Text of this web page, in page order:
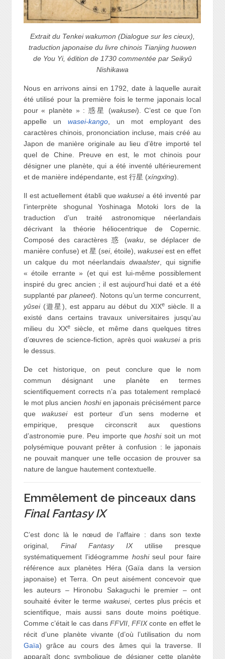
Extrait du Tenkei wakumon (Dialogue sur les cieux),
traduction japonaise du livre chinois Tianjing huowen
de You Yi, édition de 1730 commentée par Seikyû
Nishikawa
Nous en arrivons ainsi en 1792, date à laquelle aurait
été utilisé pour la première fois le terme japonais local
pour « planète » : 惑星 (wakusei). C’est ce que l’on
appelle un wasei-kango, un mot employant des
caractères chinois, prononciation incluse, mais créé au
Japon de manière originale au lieu d’être importé tel
quel de Chine. Preuve en est, le mot chinois pour
désigner une planète, qui a été inventé ultérieurement
et de manière indépendante, est 行星 (xíngxīng).
Il est actuellement établi quewakuseia été inventé par
l’interprète shogunal Yoshinaga Motoki lors de la
traduction d’un traité astronomique néerlandais
décrivant la théorie héliocentrique de Copernic.
Composé des caractères 惑 (waku , se déplacer de
manière confuse) et 星 (sei, étoile),wakuseiest en effet
un calque du mot néerlandais dwaalster, qui signifie
« étoile errante » (et qui est lui-même possiblement
inspiré du grec ancien ; il est aujourd’hui daté et a été
supplanté parplaneet). Notons qu’un terme concurrent,
yûsei(遊星), est apparu au début du XIXesiècle. Il a
existé dans certains travaux universitaires jusqu’au
milieu du XXesiècle, et même dans quelques titres
d’œuvres de science-fiction, après quoi wakuseia pris
le dessus.
De cet historique, on peut conclure que le nom
commun désignant une planète en termes
scientifiquement corrects n’a pas totalement remplacé
le mot plus ancien hoshien japonais précisément parce
quewakuseiest porteur d’un sens moderne et
empirique, presque circonscrit aux questions
d’astronomie pure. Peu importe quehoshisoit un mot
polysémique pouvant prêter à confusion : le japonais
ne pouvait manquer une telle occasion de prouver sa
nature de langue hautement contextuelle.
Emmêlement de pinceaux dans
Final Fantasy IX
C’est donc là le nœud de l’affaire : dans son texte
original, Final Fantasy IXutilise presque
systématiquement l’idéogramme hoshiseul pour faire
référence aux planètes Héra (Gaïa dans la version
japonaise) et Terra. On peut aisément concevoir que
les auteurs – Hironobu Sakaguchi le premier – ont
souhaité éviter le terme wakusei, certes plus précis et
scientifique, mais aussi sans doute moins poétique.
Comme c’était le cas dans FFVII ,FFIXconte en effet le
récit d’une planète vivante (d’où l’utilisation du nom
Gaïa) grâce au cours des âmes qui la traverse. Il
apparaît donc symbolique de désigner cette planète